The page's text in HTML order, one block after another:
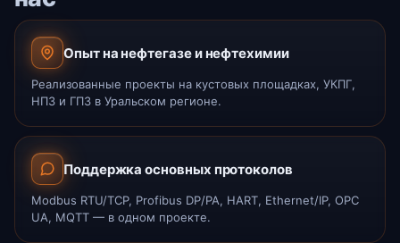
Опыт на нефтегазе и нефтехимии
Реализованные проекты на кустовых площадках, УКПГ,
НПЗ и ГПЗ в Уральском регионе.
Поддержка основных протоколов
Modbus RTU/TCP, Profibus DP/PA, HART, Ethernet/IP, OPC
UA, MQTT — в одном проекте.